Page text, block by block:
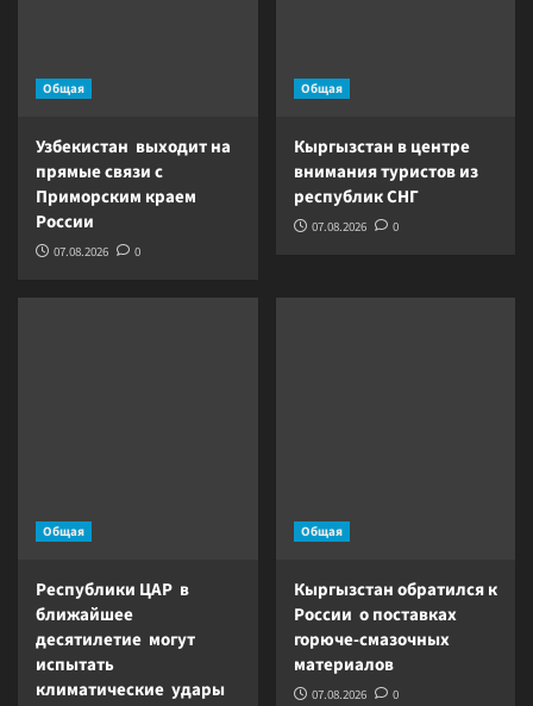
Общая
Узбекистан выходит на
прямые связи с
Приморским краем
России
07.08.2026 0
Общая
Кыргызстан в центре
внимания туристов из
республик СНГ
07.08.2026 0
Общая
Республики ЦАР в
ближайшее
десятилетие могут
испытать
климатические удары
Общая
Кыргызстан обратился к
России о поставках
горюче-смазочных
материалов
07.08.2026 0